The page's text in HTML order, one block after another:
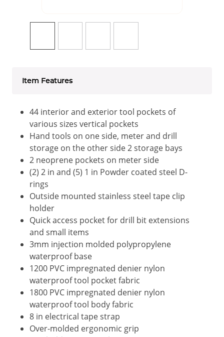
Item Features
44 interior and exterior tool pockets of
various sizes vertical pockets
Hand tools on one side, meter and drill
storage on the other side 2 storage bays
2 neoprene pockets on meter side
(2) 2 in and (5) 1 in Powder coated steel D-
rings
Outside mounted stainless steel tape clip
holder
Quick access pocket for drill bit extensions
and small items
3mm injection molded polypropylene
waterproof base
1200 PVC impregnated denier nylon
waterproof tool pocket fabric
1800 PVC impregnated denier nylon
waterproof tool body fabric
8 in electrical tape strap
Over-molded ergonomic grip